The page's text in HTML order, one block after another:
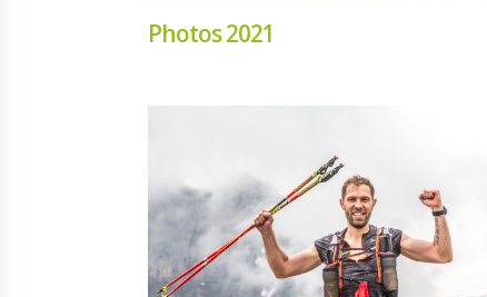
Photos 2021